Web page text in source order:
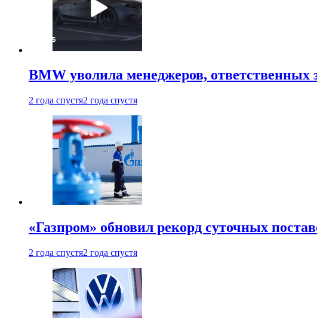
BMW уволила менеджеров,
2 года спустя2 года спустя
«Газпром» обновил рекорд суточных
2 года спустя2 года спустя